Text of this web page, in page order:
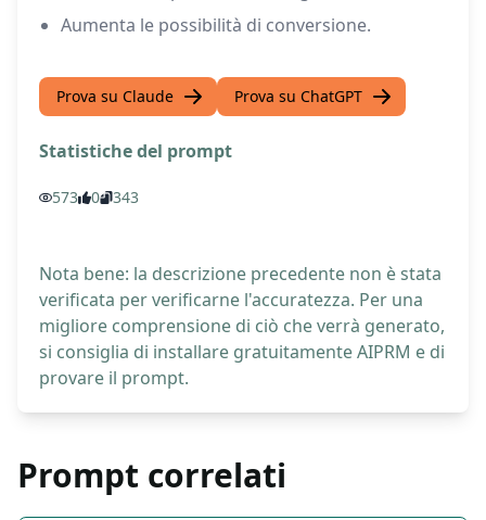
Aumenta le possibilità di conversione.
Prova su Claude Prova su ChatGPT
Statistiche del prompt
573 0 343
Nota bene: la descrizione precedente non è stata
verificata per verificarne l'accuratezza. Per una
migliore comprensione di ciò che verrà generato,
si consiglia di installare gratuitamente AIPRM e di
provare il prompt.
Prompt correlati